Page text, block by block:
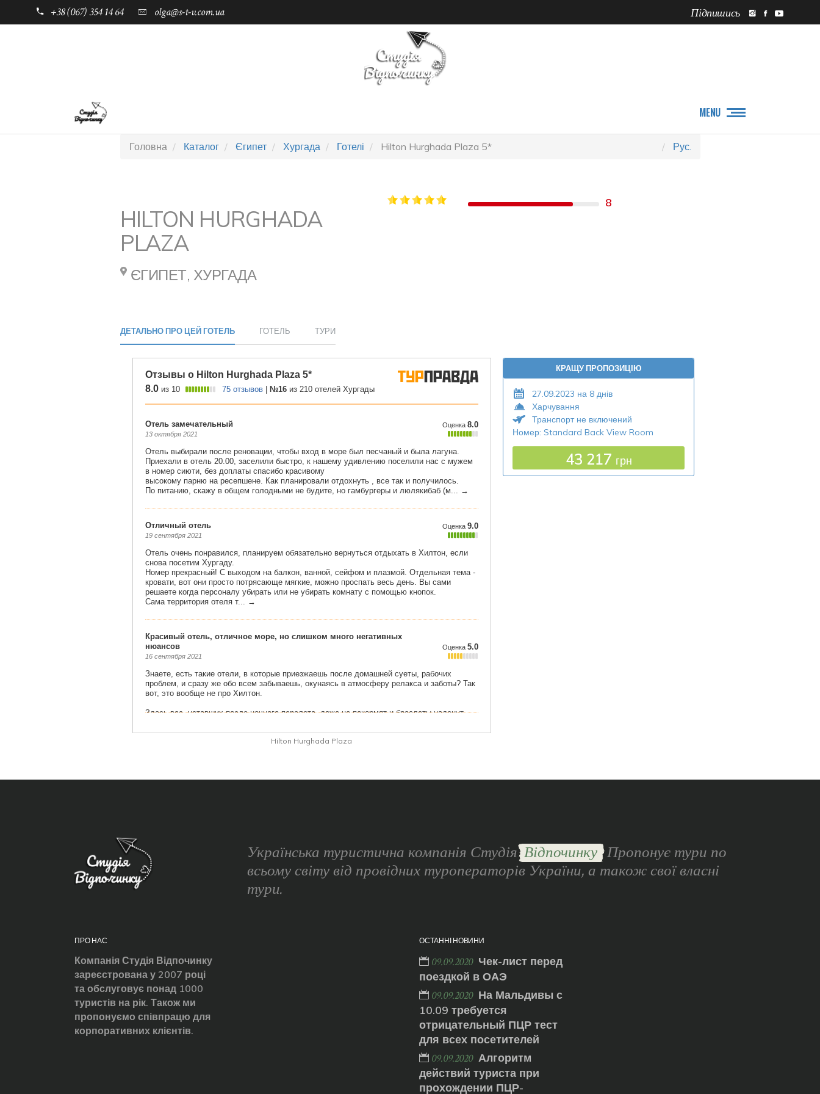
+38 (067) 354 14 64 olga@s-t-v.com.ua Підпишись
MENU
Головна Каталог Єгипет Хургада Готелі Hilton Hurghada Plaza 5* Рус.
HILTON HURGHADA
PLAZA
ЄГИПЕТ, ХУРГАДА
8
ДЕТАЛЬНО ПРО ЦЕЙ ГОТЕЛЬ ГОТЕЛЬ ТУРИ
Hilton Hurghada Plaza
КРАЩУ ПРОПОЗИЦІЮ
27.09.2023 на 8 днів
Харчування
Транспорт не включений
Номер: Standard Back View Room
43 217 грн
Українська туристична компанія СтудіяВідпочинку Пропонує тури по
всьому світу від провідних туроператорів України, а також свої власні
тури.
ПРО НАС
Компанія Студія Відпочинку
зареєстрована у 2007 році
та обслуговує понад 1000
туристів на рік. Також ми
пропонуємо співпрацю для
корпоративних клієнтів.
ОСТАННІ НОВИНИ
09.09.2020 Чек-лист перед
поездкой в ОАЭ
09.09.2020 На Мальдивы с
10.09 требуется
отрицательный ПЦР тест
для всех посетителей
09.09.2020 Алгоритм
действий туриста при
прохождении ПЦР-